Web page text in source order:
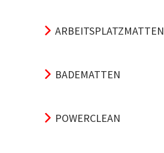
ARBEITSPLATZMATTEN
BADEMATTEN
POWERCLEAN